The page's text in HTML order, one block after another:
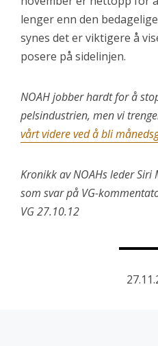
lenger enn den
synes det er viktigere å
posere på sidelinjen.
NOAH jobber hardt for å
pelsindustrien, men vi
vårt videre ved å bli
Kronikk av NOAHs leder
som svar på VG-
VG 27.10.12